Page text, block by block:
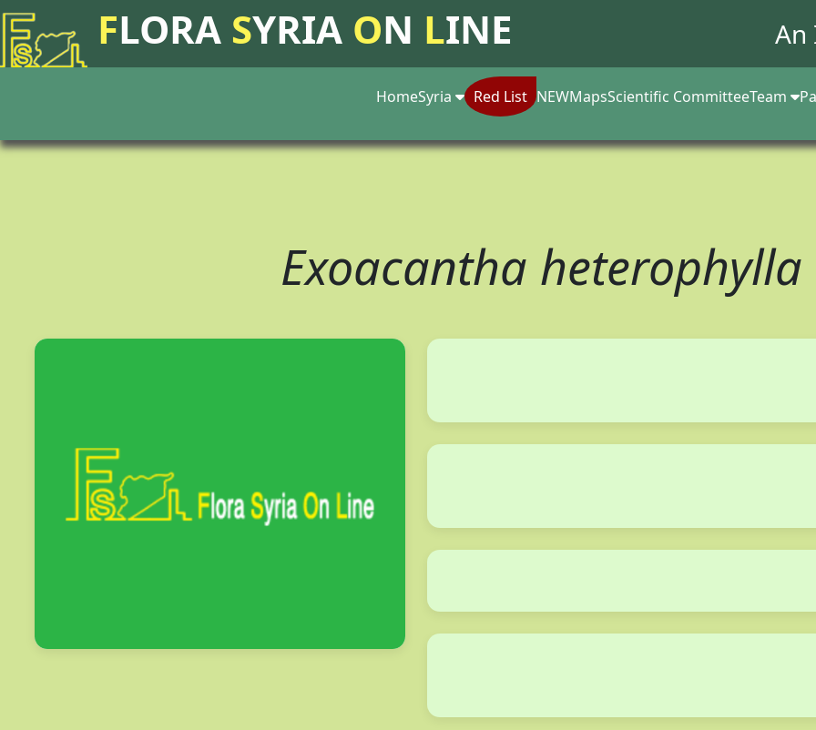
FLORA SYRIA ON LINE An
HomeSyria Red List NEWMapsScientific CommitteeTeam
Exoacantha heterophylla